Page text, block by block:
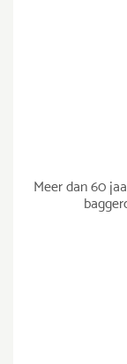
Meer dan 60